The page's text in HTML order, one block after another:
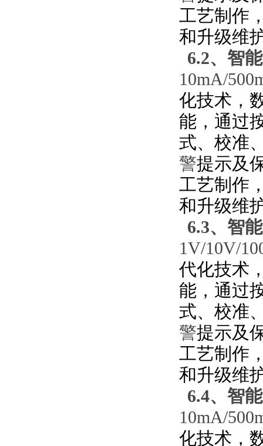
工艺制作
和升级维
6.2、 智
10mA/
化技术，
能，通过
式、校准
警提示及
工艺制作
和升级维
6.3、 智
1V/10V/
代化技术
能，通过
式、校准
警提示及
工艺制作
和升级维
6.4、 智
10mA/
化技术，